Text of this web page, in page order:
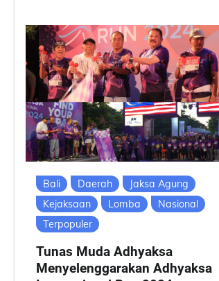
Bali Daerah
Jaksa Agung
Kejaksaan
Lomba
Nasional
Terpopuler
Tunas Muda Adhyaksa
Menyelenggarakan Adhyaksa